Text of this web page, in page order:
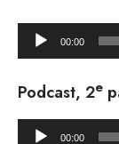
Lecteur
audio
00:00
Podcast, 2e
Lecteur00:00